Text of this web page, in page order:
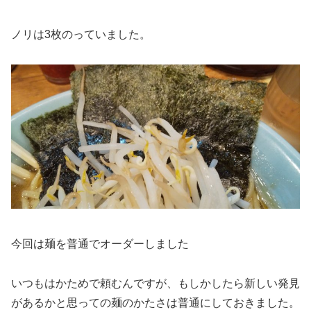
ノリは3枚のっていました。
今回は麺を普通でオーダーしました
いつもはかためで頼むんですが、もしかしたら新しい発見
があるかと思っての麺のかたさは普通にしておきました。